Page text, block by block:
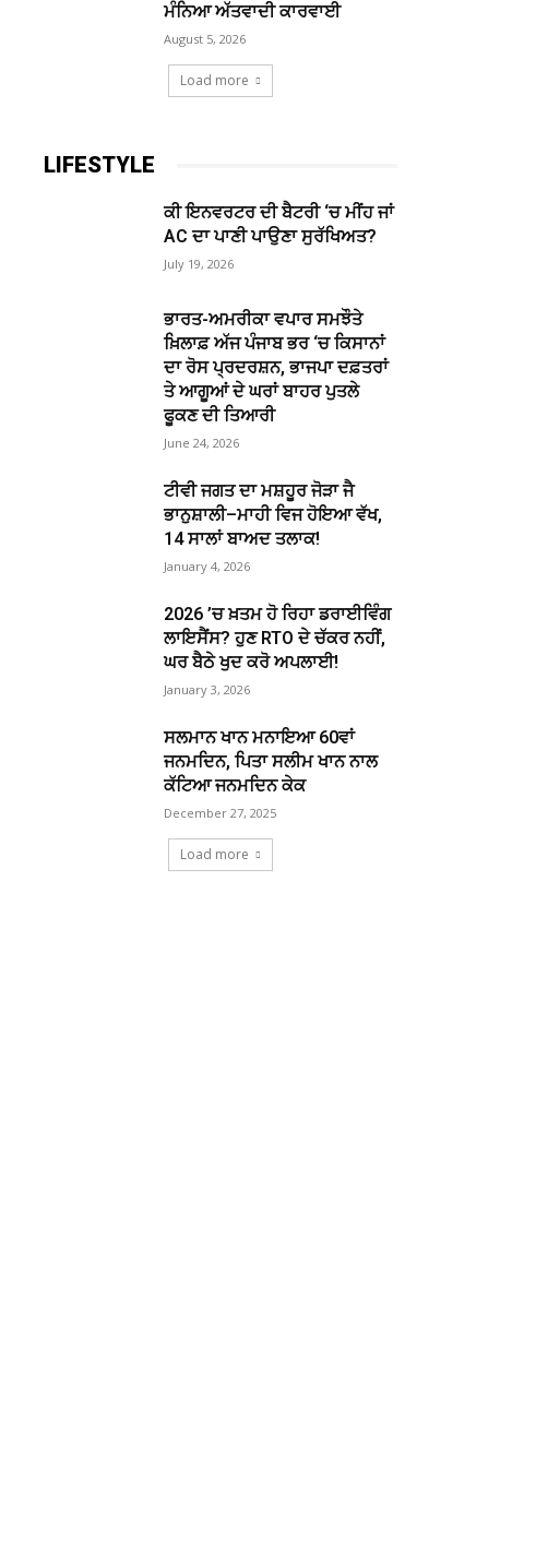
ਮੰਨਿਆ ਅੱਤਵਾਦੀ ਕਾਰਵਾਈ
August 5, 2026
Load more
LIFESTYLE
ਕੀ ਇਨਵਰਟਰ ਦੀ ਬੈਟਰੀ ‘ਚ ਮੀਂਹ ਜਾਂ
AC ਦਾ ਪਾਣੀ ਪਾਉਣਾ ਸੁਰੱਖਿਅਤ?
July 19, 2026
ਭਾਰਤ-ਅਮਰੀਕਾ ਵਪਾਰ ਸਮਝੌਤੇ
ਖ਼ਿਲਾਫ਼ ਅੱਜ ਪੰਜਾਬ ਭਰ ‘ਚ ਕਿਸਾਨਾਂ
ਦਾ ਰੋਸ ਪ੍ਰਦਰਸ਼ਨ, ਭਾਜਪਾ ਦਫ਼ਤਰਾਂ
ਤੇ ਆਗੂਆਂ ਦੇ ਘਰਾਂ ਬਾਹਰ ਪੁਤਲੇ
ਫੂਕਣ ਦੀ ਤਿਆਰੀ
June 24, 2026
ਟੀਵੀ ਜਗਤ ਦਾ ਮਸ਼ਹੂਰ ਜੋੜਾ ਜੈ
ਭਾਨੁਸ਼ਾਲੀ–ਮਾਹੀ ਵਿਜ ਹੋਇਆ ਵੱਖ,
14 ਸਾਲਾਂ ਬਾਅਦ ਤਲਾਕ!
January 4, 2026
2026 ’ਚ ਖ਼ਤਮ ਹੋ ਰਿਹਾ ਡਰਾਈਵਿੰਗ
ਲਾਇਸੈਂਸ? ਹੁਣ RTO ਦੇ ਚੱਕਰ ਨਹੀਂ,
ਘਰ ਬੈਠੇ ਖੁਦ ਕਰੋ ਅਪਲਾਈ!
January 3, 2026
ਸਲਮਾਨ ਖਾਨ ਮਨਾਇਆ 60ਵਾਂ
ਜਨਮਦਿਨ, ਪਿਤਾ ਸਲੀਮ ਖਾਨ ਨਾਲ
ਕੱਟਿਆ ਜਨਮਦਿਨ ਕੇਕ
December 27, 2025
Load more